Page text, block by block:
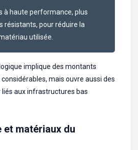
à haute performance, plus
résistants, pour réduire la
utilisée.
implique des montants
mais ouvre aussi des
liés aux infrastructures bas
et matériaux du